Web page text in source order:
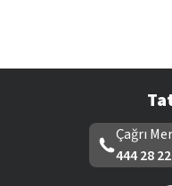
Çağrı
444 28 22